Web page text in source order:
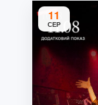
11
СЕР